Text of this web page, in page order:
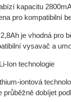
kapacitu
pro kompatibilní
je vhodná pro
vysavač a
Ion technologie
iontová
průběžně dobíjet